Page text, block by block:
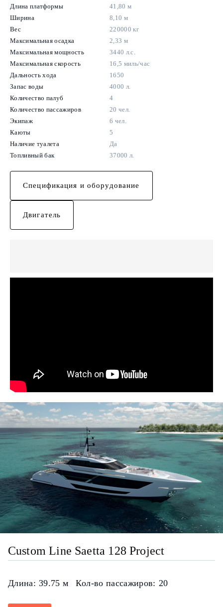
Длина платформы
41,80 м
Ширина
8,10 м
Вес
220000 кг
Максимальная осадка
2,33 м
Максимальная мощность
3440 л.с.
Максимальная скорость
16,5 миль/час
Дальность хода
1650
Запас воды
4000 л.
Количество палуб
4
Количество пассажиров
20 чел.
Экипаж
6 чел.
Каюты
5
Наличие туалета
Да
Топливный бак
37000 л.
Спецификация и оборудование
Двигатель
Custom Line Saetta 128 Project
Длина: 39.75 м Кол-во пассажиров: 20